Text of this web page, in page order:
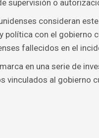
supervisión o
consideran
política con el gobierno
fallecidos en el
en una serie de
vinculados al gobierno